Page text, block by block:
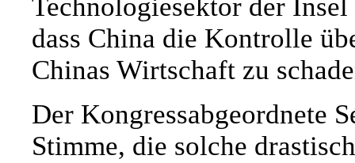
Technologiesektor der
dass China die Kontrolle
Chinas Wirtschaft zu
Der Kongressabgeordnete
Stimme, die solche